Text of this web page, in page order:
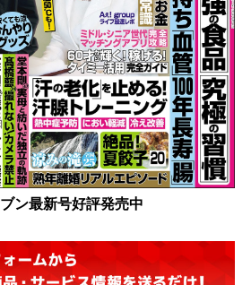
ン最新号好評発売中